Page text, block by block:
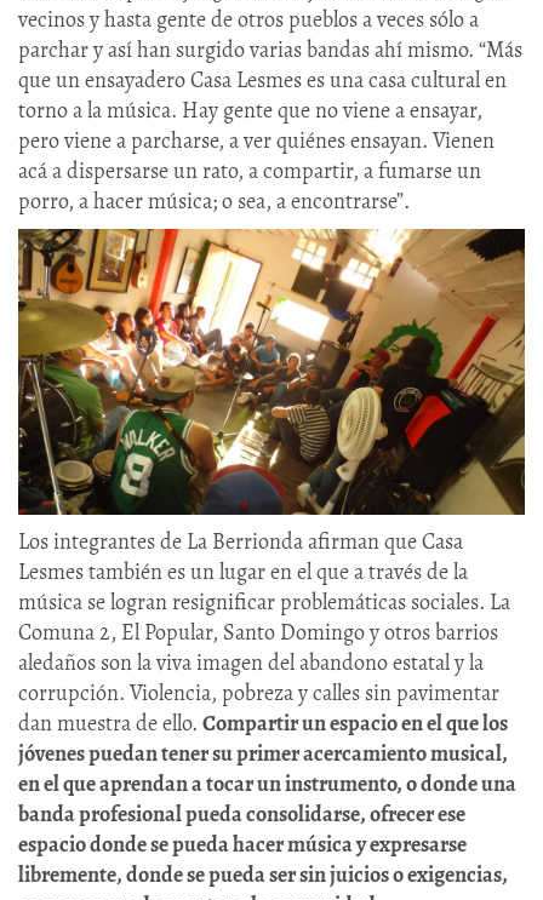
vecinos y hasta gente de otros pueblos a veces sólo a
parchar y así han surgido varias bandas ahí mismo. “Más
que un ensayadero Casa Lesmes es una casa cultural en
torno a la música. Hay gente que no viene a ensayar,
pero viene a parcharse, a ver quiénes ensayan. Vienen
acá a dispersarse un rato, a compartir, a fumarse un
porro, a hacer música; o sea, a encontrarse”.
Los integrantes de La Berrionda afirman que Casa
Lesmes también es un lugar en el que a través de la
música se logran resignificar problemáticas sociales. La
Comuna 2, El Popular, Santo Domingo y otros barrios
aledaños son la viva imagen del abandono estatal y la
corrupción. Violencia, pobreza y calles sin pavimentar
dan muestra de ello. Compartir un espacio en el que los
jóvenes puedan tener su primer acercamiento musical,
en el que aprendan a tocar un instrumento, o donde una
banda profesional pueda consolidarse, ofrecer ese
espacio donde se pueda hacer música y expresarse
libremente, donde se pueda ser sin juicios o exigencias,